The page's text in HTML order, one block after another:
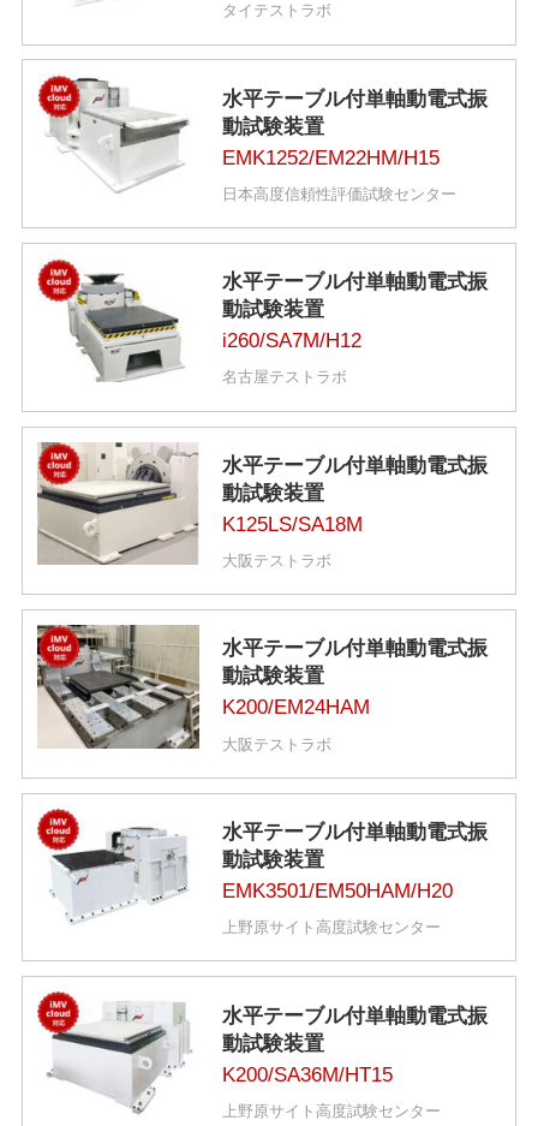
タイテストラボ
水平テーブル付単軸動電式振
動試験装置
EMK1252/EM22HM/H15
日本高度信頼性評価試験センター
水平テーブル付単軸動電式振
動試験装置
i260/SA7M/H12
名古屋テストラボ
水平テーブル付単軸動電式振
動試験装置
K125LS/SA18M
大阪テストラボ
水平テーブル付単軸動電式振
動試験装置
K200/EM24HAM
大阪テストラボ
水平テーブル付単軸動電式振
動試験装置
EMK3501/EM50HAM/H20
上野原サイト高度試験センター
水平テーブル付単軸動電式振
動試験装置
K200/SA36M/HT15
上野原サイト高度試験センター